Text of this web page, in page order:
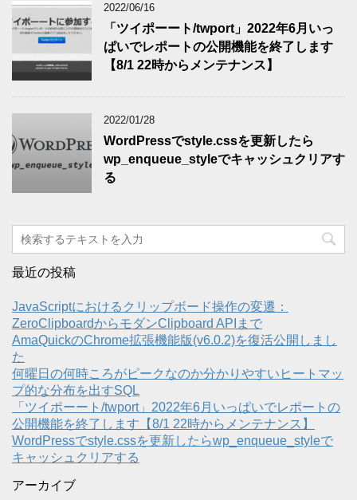
2022/06/16
「ツイポーート/twport」2022年6月いっ
ぱいでレポートの公開機能を終了します
【8/1 22時からメンテナンス】
2022/01/28
WordPressでstyle.cssを更新したら
wp_enqueue_styleでキャッシュクリアす
る
最近の投稿
JavaScriptにおけるクリップボード操作の変遷：
ZeroClipboardからモダンClipboard APIまで
AmaQuickのChrome拡張機能版(v6.0.2)を復活公開しまし
た
何曜日の何時ころがピークなのか分かりやすいヒートマッ
プ的な分布を出すSQL
「ツイポーート/twport」2022年6月いっぱいでレポートの
公開機能を終了します【8/1 22時からメンテナンス】
WordPressでstyle.cssを更新したらwp_enqueue_styleで
キャッシュクリアする
アーカイブ